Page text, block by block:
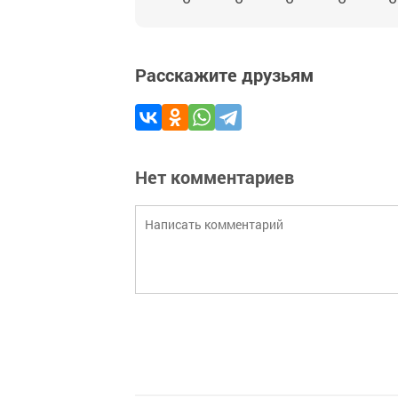
Расскажите друзьям
Нет комментариев